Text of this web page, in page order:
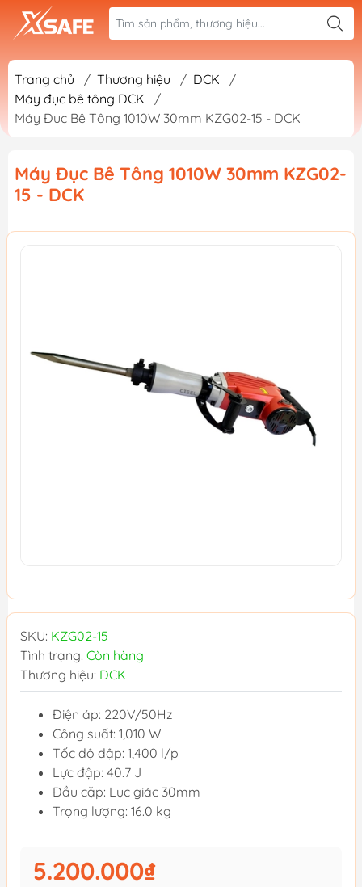
Trang chủ / Thương hiệu / DCK
/
Máy đục bê tông DCK
/
Máy Đục Bê Tông 1010W 30mm KZG02-15 - DCK
Máy Đục Bê Tông 1010W 30mm KZG02-
15 - DCK
SKU: KZG02-15
Tình trạng: Còn hàng
Thương hiệu: DCK
Điện áp: 220V/50Hz
Công suất: 1,010 W
Tốc độ đập: 1,400 l/p
Lực đập: 40.7 J
Đầu cặp: Lục giác 30mm
Trọng lượng: 16.0 kg
5.200.000₫